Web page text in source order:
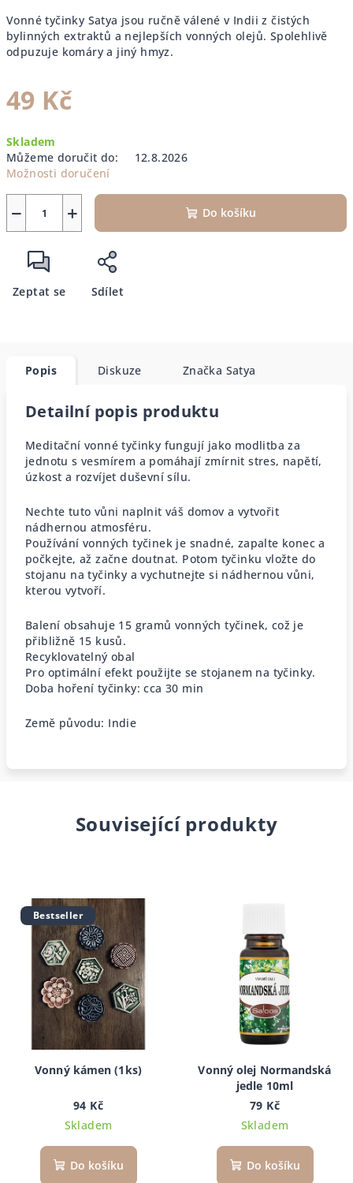
Vonné tyčinky Satya jsou ručně válené v Indii z čistých
bylinných extraktů a nejlepších vonných olejů. Spolehlivě
odpuzuje komáry a jiný hmyz.
49 Kč
cena:
Skladem
Můžeme doručit do:
12.8.2026
Možnosti doručení
+
− Do košíku
Zeptat se Sdílet
Popis Diskuze Značka Satya
Detailní popis produktu
Meditační vonné tyčinky fungují jako modlitba za
jednotu s vesmírem a pomáhají zmírnit stres, napětí,
úzkost a rozvíjet duševní sílu.
Nechte tuto vůni naplnit váš domov a vytvořit
nádhernou atmosféru.
Používání vonných tyčinek je snadné, zapalte konec a
počkejte, až začne doutnat. Potom tyčinku vložte do
stojanu na tyčinky a vychutnejte si nádhernou vůni,
kterou vytvoří.
Balení obsahuje 15 gramů vonných tyčinek, což je
přibližně 15 kusů.
Recyklovatelný obal
Pro optimální efekt použijte se stojanem na tyčinky.
Doba hoření tyčinky: cca 30 min
Země původu: Indie
Související produkty
Bestseller
Vonný kámen (1ks)
94 Kč
Skladem
Do košíku
Vonný olej Normandská
jedle 10ml
79 Kč
Skladem
Do košíku